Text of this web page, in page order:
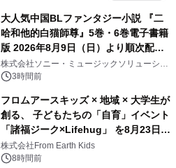
大人気中国BLファンタジー小説 『二
哈和他的白猫師尊』5巻・6巻電子書籍
版 2026年8月9日（日）より順次配信
開始
株式会社ソニー・ミュージックソリューショ
ンズ3時間前
フロムアースキッズ × 地域 × 大学生が
創る、 子どもたちの「自育」イベント
「諸福ジーク×Lifehug」 を8月23日
(日)開催
株式会社From Earth Kids
8時間前